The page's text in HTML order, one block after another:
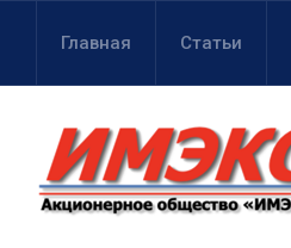
Главная Статьи